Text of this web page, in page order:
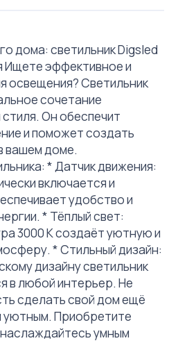
дома: светильник Digsled
Ищете эффективное и
освещения? Светильник
сочетание
Он обеспечит
и поможет создать
вашем доме.
* Датчик движения:
включается и
удобство и
* Тёплый свет:
3000 К создаёт уютную и
* Стильный дизайн:
дизайну светильник
в любой интерьер. Не
сделать свой дом ещё
Приобретите
умным